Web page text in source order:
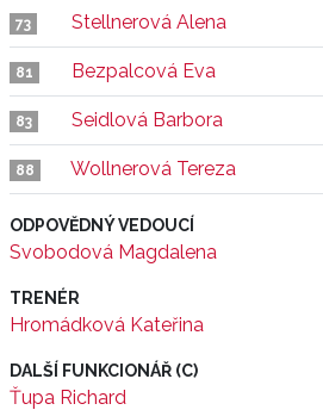
73 Stellnerová Alena
81 Bezpalcová Eva
83 Seidlová Barbora
88 Wollnerová Tereza
ODPOVĚDNÝ VEDOUCÍ
Svobodová Magdalena
TRENÉR
Hromádková Kateřina
DALŠÍ FUNKCIONÁŘ (C)
Ťupa Richard